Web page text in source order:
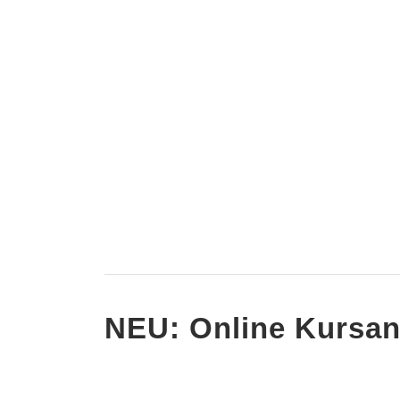
NEU: Online